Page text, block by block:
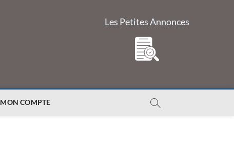
Les Petites Annonces
MON COMPTE